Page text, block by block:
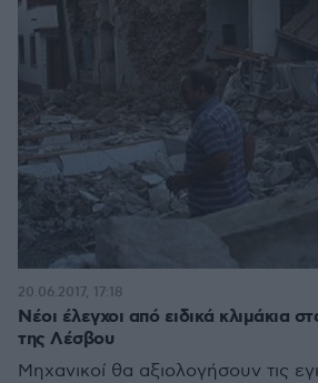
Νέοι έλεγχοι από ειδικά κλιμάκια
της Λέσβου
Μηχανικοί θα αξιολογήσουν τις
20.06.2017, 17:18